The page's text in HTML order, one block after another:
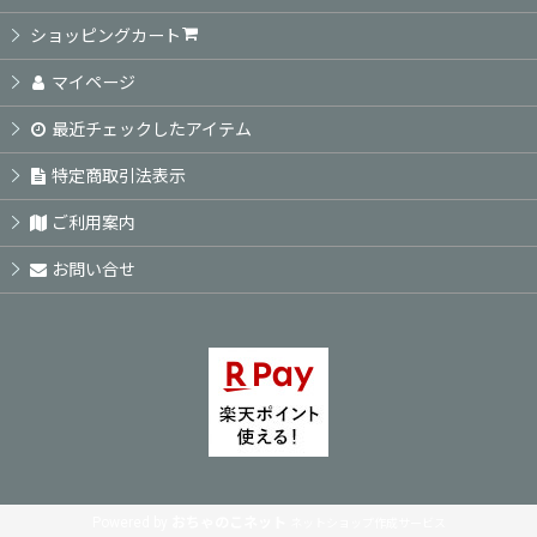
ショッピングカート
マイページ
最近チェックしたアイテム
特定商取引法表示
ご利用案内
お問い合せ